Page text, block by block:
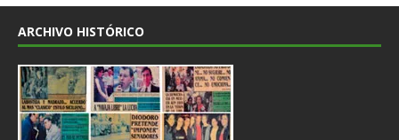
ARCHIVO HISTÓRICO